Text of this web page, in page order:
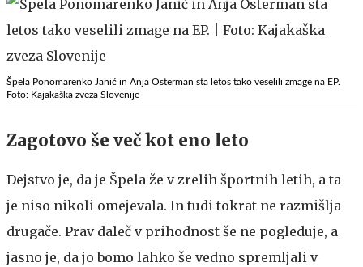
Špela Ponomarenko Janić in Anja Osterman sta letos tako veselili zmage na EP.
Foto: Kajakaška zveza Slovenije
Zagotovo še več kot eno leto
Dejstvo je, da je Špela že v zrelih športnih letih, a ta
je niso nikoli omejevala. In tudi tokrat ne razmišlja
drugače. Prav daleč v prihodnost še ne pogleduje, a
jasno je, da jo bomo lahko še vedno spremljali v